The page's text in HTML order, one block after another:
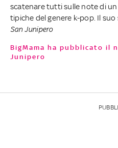
scatenare tutti sulle note di
tipiche del genere k-pop. Il
San Junipero
BigMama ha pubblicato il nuovo singolo San
Junipero